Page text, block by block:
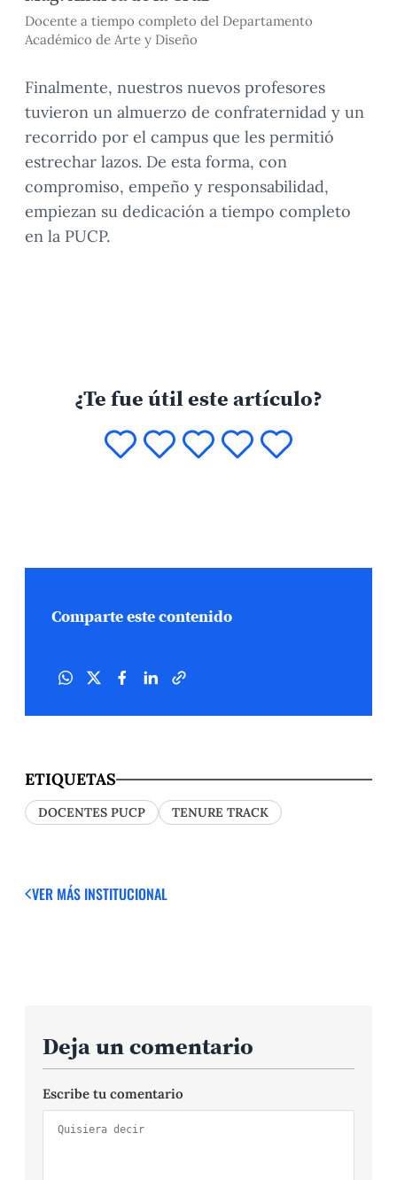
Docente a tiempo completo del Departamento
Académico de Arte y Diseño
Finalmente, nuestros nuevos profesores
tuvieron un almuerzo de confraternidad y un
recorrido por el campus que les permitió
estrechar lazos. De esta forma, con
compromiso, empeño y responsabilidad,
empiezan su dedicación a tiempo completo
en la PUCP.
¿Te fue útil este artículo?
Comparte este contenido
ETIQUETAS
DOCENTES PUCP TENURE TRACK
VER MÁS INSTITUCIONAL
Deja un comentario
Escribe tu comentario